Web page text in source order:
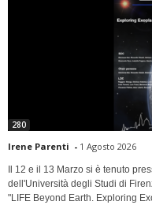
280
Irene Parenti - 1 Agosto 2026
Il 12 e il 13 Marzo si è tenuto
dell'Università degli Studi di
"LIFE Beyond Earth. Exploring